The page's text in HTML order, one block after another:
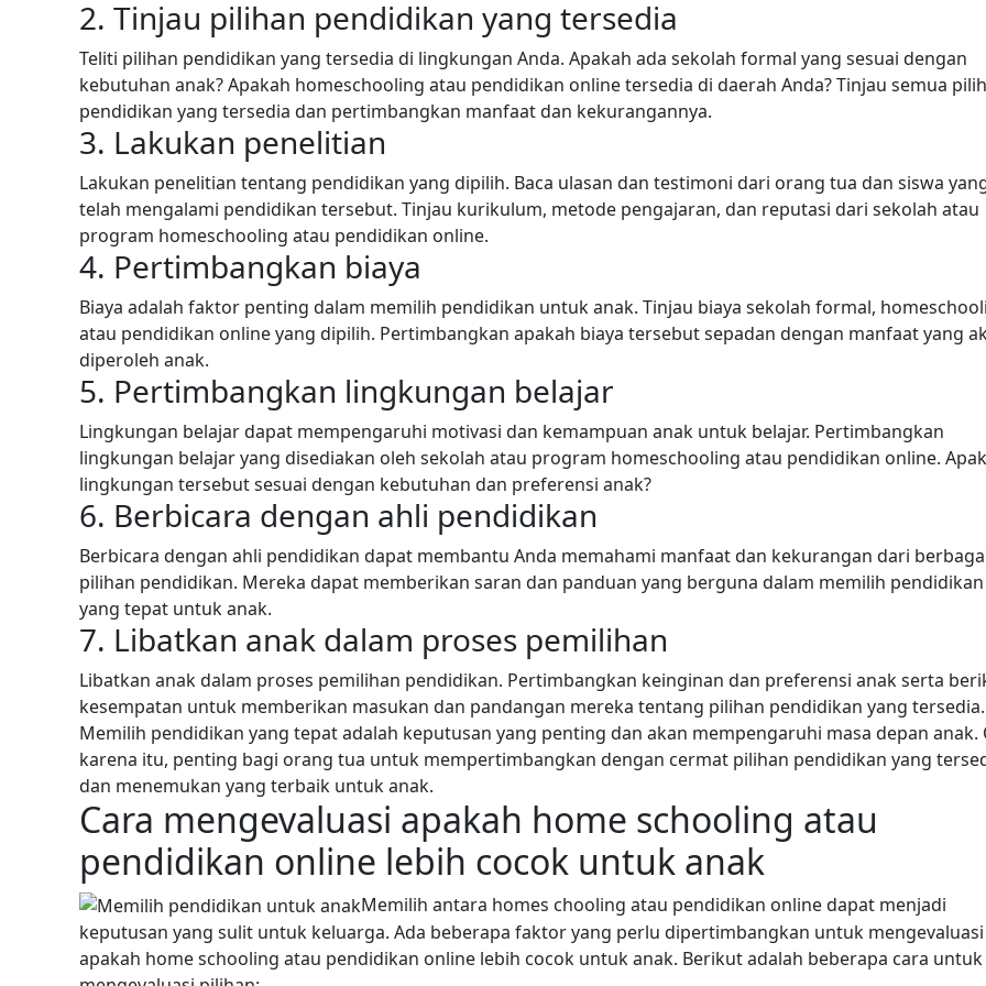
2. Tinjau pilihan pendidikan yang tersedia
Teliti pilihan pendidikan yang tersedia di lingkungan Anda. Apakah ada sekolah formal yang sesuai dengan
kebutuhan anak? Apakah homeschooling atau pendidikan online tersedia di daerah Anda? Tinjau semua
pendidikan yang tersedia dan pertimbangkan manfaat dan kekurangannya.
3. Lakukan penelitian
Lakukan penelitian tentang pendidikan yang dipilih. Baca ulasan dan testimoni dari orang tua dan siswa
telah mengalami pendidikan tersebut. Tinjau kurikulum, metode pengajaran, dan reputasi dari sekolah atau
program homeschooling atau pendidikan online.
4. Pertimbangkan biaya
Biaya adalah faktor penting dalam memilih pendidikan untuk anak. Tinjau biaya sekolah formal,
atau pendidikan online yang dipilih. Pertimbangkan apakah biaya tersebut sepadan dengan manfaat yang
diperoleh anak.
5. Pertimbangkan lingkungan belajar
Lingkungan belajar dapat mempengaruhi motivasi dan kemampuan anak untuk belajar. Pertimbangkan
lingkungan belajar yang disediakan oleh sekolah atau program homeschooling atau pendidikan online.
lingkungan tersebut sesuai dengan kebutuhan dan preferensi anak?
6. Berbicara dengan ahli pendidikan
Berbicara dengan ahli pendidikan dapat membantu Anda memahami manfaat dan kekurangan dari
pilihan pendidikan. Mereka dapat memberikan saran dan panduan yang berguna dalam memilih pendidikan
yang tepat untuk anak.
7. Libatkan anak dalam proses pemilihan
Libatkan anak dalam proses pemilihan pendidikan. Pertimbangkan keinginan dan preferensi anak serta
kesempatan untuk memberikan masukan dan pandangan mereka tentang pilihan pendidikan yang tersedia.
Memilih pendidikan yang tepat adalah keputusan yang penting dan akan mempengaruhi masa depan anak.
karena itu, penting bagi orang tua untuk mempertimbangkan dengan cermat pilihan pendidikan yang
dan menemukan yang terbaik untuk anak.
Cara mengevaluasi apakah home schooling atau
pendidikan online lebih cocok untuk anak
Memilih antara homes chooling atau pendidikan online dapat menjadi
keputusan yang sulit untuk keluarga. Ada beberapa faktor yang perlu dipertimbangkan untuk mengevaluasi
apakah home schooling atau pendidikan online lebih cocok untuk anak. Berikut adalah beberapa cara untuk